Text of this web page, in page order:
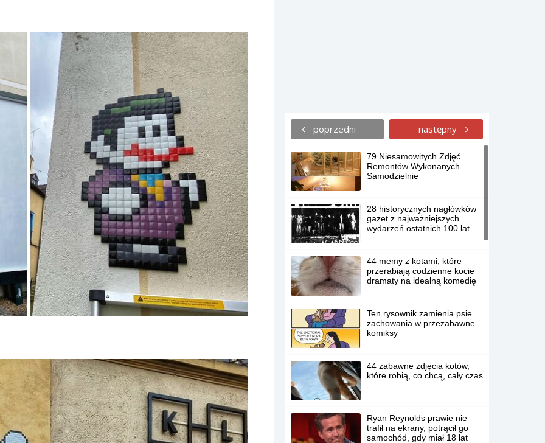
poprzedni następny
79 Niesamowitych Zdjęć
Remontów Wykonanych
Samodzielnie
28 historycznych nagłówków
gazet z najważniejszych
wydarzeń ostatnich 100 lat
44 memy z kotami, które
przerabiają codzienne kocie
dramaty na idealną komedię
Ten rysownik zamienia psie
zachowania w przezabawne
komiksy
44 zabawne zdjęcia kotów,
które robią, co chcą, cały czas
Ryan Reynolds prawie nie
trafił na ekrany, potrącił go
samochód, gdy miał 18 lat